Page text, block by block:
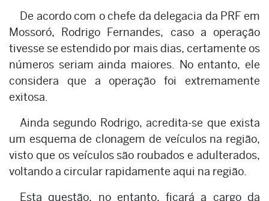
De acordo com o chefe da delegacia da PRF em
Mossoró, Rodrigo Fernandes, caso a operação
tivesse se estendido por mais dias, certamente os
números seriam ainda maiores. No entanto, ele
considera que a operação foi extremamente
exitosa.
Ainda segundo Rodrigo, acredita-se que exista
um esquema de clonagem de veículos na região,
visto que os veículos são roubados e adulterados,
voltando a circular rapidamente aqui na região.
Esta questão, no entanto, ficará a cargo da